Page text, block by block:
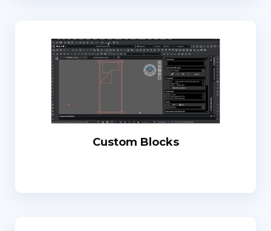
Custom Blocks